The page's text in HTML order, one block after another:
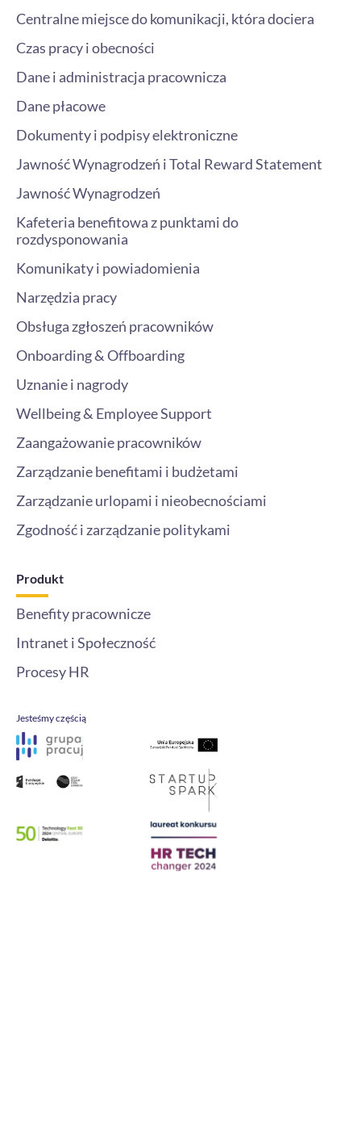
Centralne miejsce do komunikacji, która dociera
Czas pracy i obecności
Dane i administracja pracownicza
Dane płacowe
Dokumenty i podpisy elektroniczne
Jawność Wynagrodzeń i Total Reward Statement
Jawność Wynagrodzeń
Kafeteria benefitowa z punktami do
rozdysponowania
Komunikaty i powiadomienia
Narzędzia pracy
Obsługa zgłoszeń pracowników
Onboarding & Offboarding
Uznanie i nagrody
Wellbeing & Employee Support
Zaangażowanie pracowników
Zarządzanie benefitami i budżetami
Zarządzanie urlopami i nieobecnościami
Zgodność i zarządzanie politykami
Produkt
Benefity pracownicze
Intranet i Społeczność
Procesy HR
Jesteśmy częścią